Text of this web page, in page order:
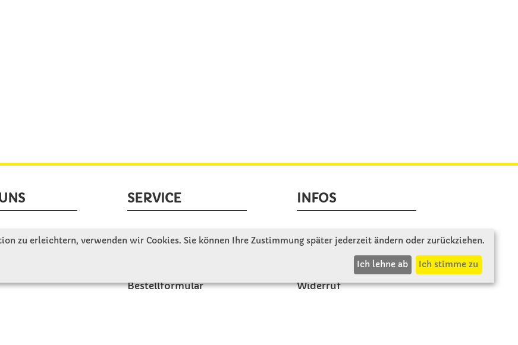
uns vor
SERVICE
Gute Gründe für Winkler
Bestellformular
INFOS
Zahlung & Versand
Rücksendung
Widerruf
zu erleichtern, verwenden wir Cookies. Sie können Ihre Zustimmung später jederzeit ändern oder zurückziehen.
Ich lehne ab Ich stimme zu